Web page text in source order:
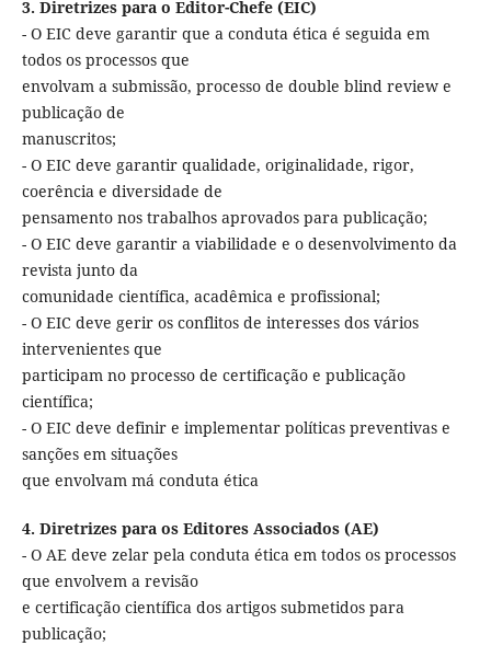
3. Diretrizes para o Editor-Chefe (EIC)
- O EIC deve garantir que a conduta ética é seguida em
todos os processos que
envolvam a submissão, processo de double blind review e
publicação de
manuscritos;
- O EIC deve garantir qualidade, originalidade, rigor,
coerência e diversidade de
pensamento nos trabalhos aprovados para publicação;
- O EIC deve garantir a viabilidade e o desenvolvimento da
revista junto da
comunidade científica, acadêmica e profissional;
- O EIC deve gerir os conflitos de interesses dos vários
intervenientes que
participam no processo de certificação e publicação
científica;
- O EIC deve definir e implementar políticas preventivas e
sanções em situações
que envolvam má conduta ética
4. Diretrizes para os Editores Associados (AE)
- O AE deve zelar pela conduta ética em todos os processos
que envolvem a revisão
e certificação científica dos artigos submetidos para
publicação;